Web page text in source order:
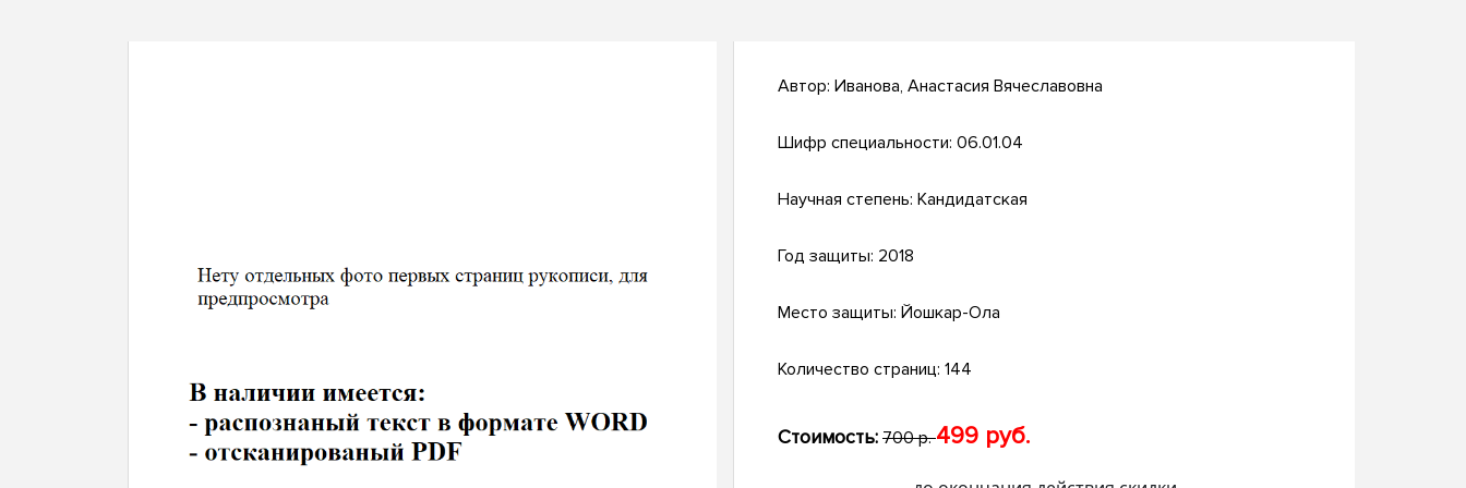
Автор: Иванова, Анастасия Вячеславовна
Шифр специальности: 06.01.04
Научная степень: Кандидатская
Год защиты: 2018
Место защиты: Йошкар-Ола
Количество страниц: 144
Стоимость: 700 р.499 руб.